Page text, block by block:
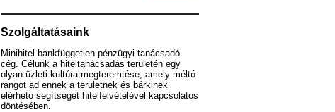
Szolgáltatásaink
Minihitel bankfüggetlen pénzügyi tanácsadó
cég. Célunk a hiteltanácsadás területén egy
olyan üzleti kultúra megteremtése, amely méltó
rangot ad ennek a területnek és bárkinek
elérheto segítséget hitelfelvételével kapcsolatos
döntésében.